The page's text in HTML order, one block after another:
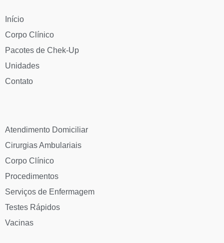
Início
Corpo Clínico
Pacotes de Chek-Up
Unidades
Contato
Atendimento Domiciliar
Cirurgias Ambulariais
Corpo Clínico
Procedimentos
Serviços de Enfermagem
Testes Rápidos
Vacinas